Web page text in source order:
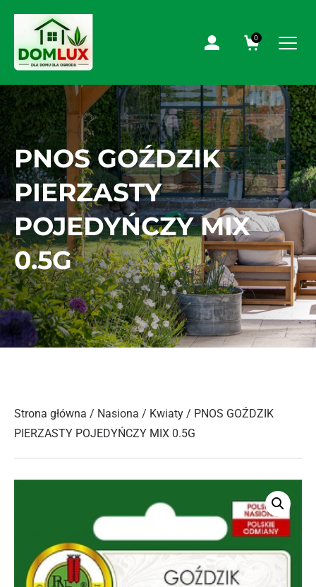
0
PNOS GOŹDZIK
PIERZASTY
POJEDYŃCZY MIX
0.5G
Strona główna / Nasiona / Kwiaty / PNOS GOŹDZIK
PIERZASTY POJEDYŃCZY MIX 0.5G